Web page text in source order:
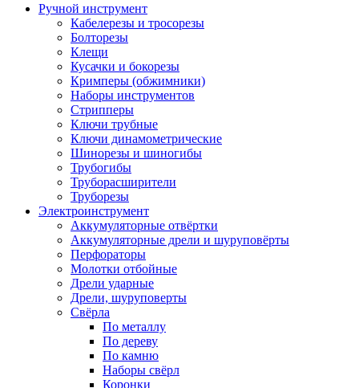
Ручной инструмент
Кабелерезы и тросорезы
Болторезы
Клещи
Кусачки и бокорезы
Кримперы (обжимники)
Наборы инструментов
Стрипперы
Ключи трубные
Ключи динамометрические
Шинорезы и шиногибы
Трубогибы
Труборасширители
Труборезы
Электроинструмент
Аккумуляторные отвёртки
Аккумуляторные дрели и шуруповёрты
Перфораторы
Молотки отбойные
Дрели ударные
Дрели, шуруповерты
Свёрла
По металлу
По дереву
По камню
Наборы свёрл
Коронки